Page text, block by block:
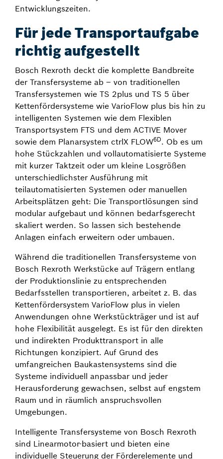
Entwicklungszeiten.
Für jede Transportaufgabe
richtig aufgestellt
Bosch Rexroth deckt die komplette Bandbreite
der Transfersysteme ab – von traditionellen
Transfersystemen wie TS 2plus und TS 5 über
Kettenfördersysteme wie VarioFlow plus bis hin zu
intelligenten Systemen wie dem Flexiblen
Transportsystem FTS und dem ACTIVE Mover
sowie dem Planarsystem ctrlX FLOW6D. Ob es um
hohe Stückzahlen und vollautomatisierte Systeme
mit kurzer Taktzeit oder um kleine Losgrößen
unterschiedlichster Ausführung mit
teilautomatisierten Systemen oder manuellen
Arbeitsplätzen geht: Die Transportlösungen sind
modular aufgebaut und können bedarfsgerecht
skaliert werden. So lassen sich bestehende
Anlagen einfach erweitern oder umbauen.
Während die traditionellen Transfersysteme von
Bosch Rexroth Werkstücke auf Trägern entlang
der Produktionslinie zu entsprechenden
Bedarfsstellen transportieren, arbeitet z. B. das
Kettenfördersystem VarioFlow plus in vielen
Anwendungen ohne Werkstückträger und ist auf
hohe Flexibilität ausgelegt. Es ist für den direkten
und indirekten Produkttransport in alle
Richtungen konzipiert. Auf Grund des
umfangreichen Baukastensystems sind die
Systeme individuell anpassbar und jeder
Herausforderung gewachsen, selbst auf engstem
Raum und in räumlich anspruchsvollen
Umgebungen.
Intelligente Transfersysteme von Bosch Rexroth
sind Linearmotor-basiert und bieten eine
individuelle Steuerung der Förderelemente und